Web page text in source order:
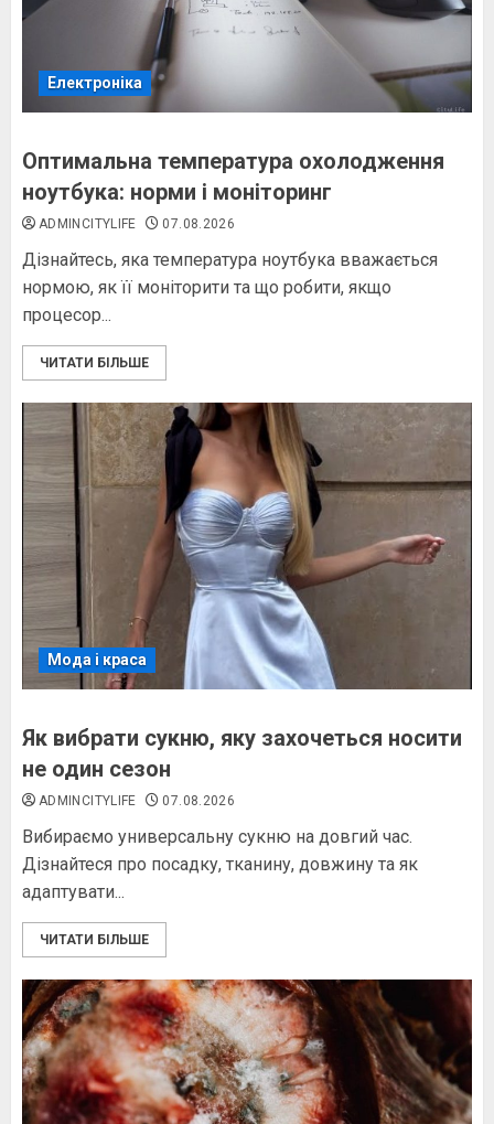
Електроніка
Оптимальна температура охолодження
ноутбука: норми і моніторинг
ADMINCITYLIFE 07.08.2026
Дізнайтесь, яка температура ноутбука вважається
нормою, як її моніторити та що робити, якщо
процесор...
ЧИТАТИ БІЛЬШЕ
Мода і краса
Як вибрати сукню, яку захочеться носити
не один сезон
ADMINCITYLIFE 07.08.2026
Вибираємо универсальну сукню на довгий час.
Дізнайтеся про посадку, тканину, довжину та як
адаптувати...
ЧИТАТИ БІЛЬШЕ